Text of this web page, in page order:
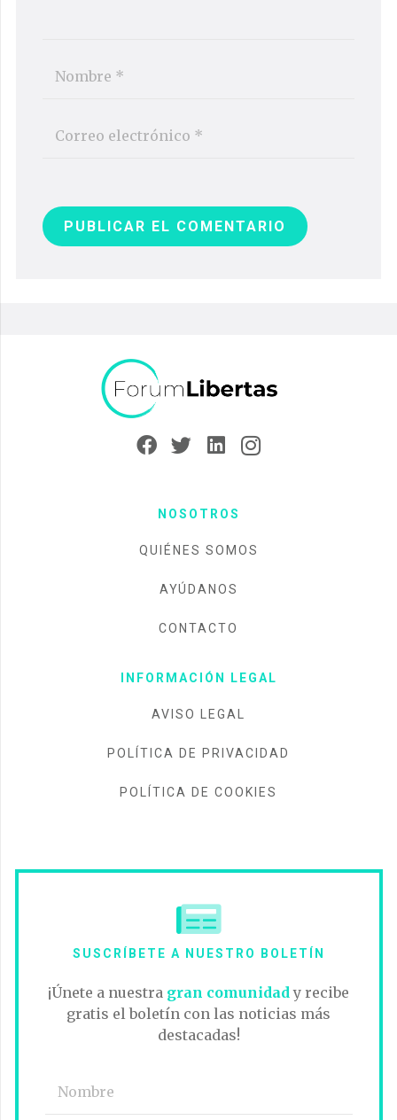
PUBLICAR EL COMENTARIO
NOSOTROS
QUIÉNES SOMOS
AYÚDANOS
CONTACTO
INFORMACIÓN LEGAL
AVISO LEGAL
POLÍTICA DE PRIVACIDAD
POLÍTICA DE COOKIES
SUSCRÍBETE A NUESTRO BOLETÍN
¡Únete a nuestra gran comunidady recibe
gratis el boletín con las noticias más
destacadas!